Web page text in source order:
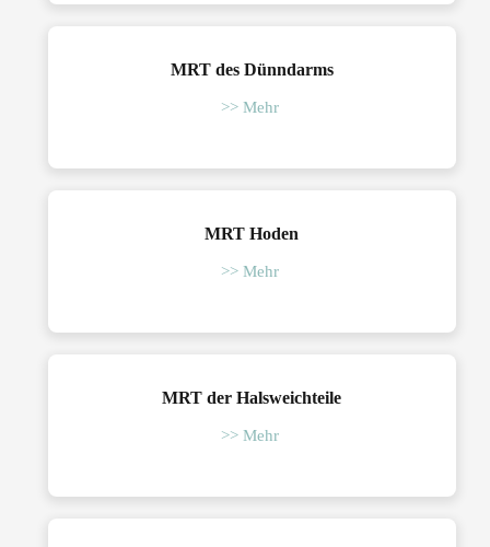
MRT des Dünndarms
>> Mehr
MRT Hoden
>> Mehr
MRT der Halsweichteile
>> Mehr